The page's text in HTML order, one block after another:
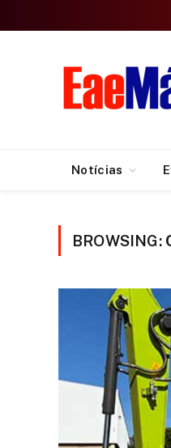
Notícias
BROWSING: